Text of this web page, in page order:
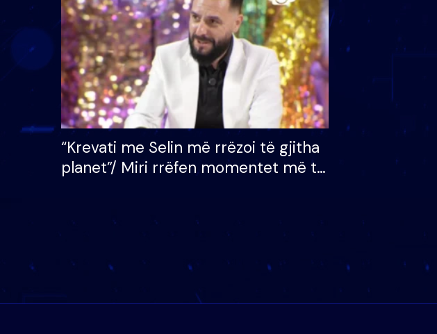
mijë eurosh
“Krevati me Selin më rrëzoi të gjitha
planet”/ Miri rrëfen momentet më të